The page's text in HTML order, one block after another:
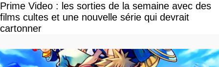
Prime Video : les sorties de la semaine avec des
films cultes et une nouvelle série qui devrait
cartonner